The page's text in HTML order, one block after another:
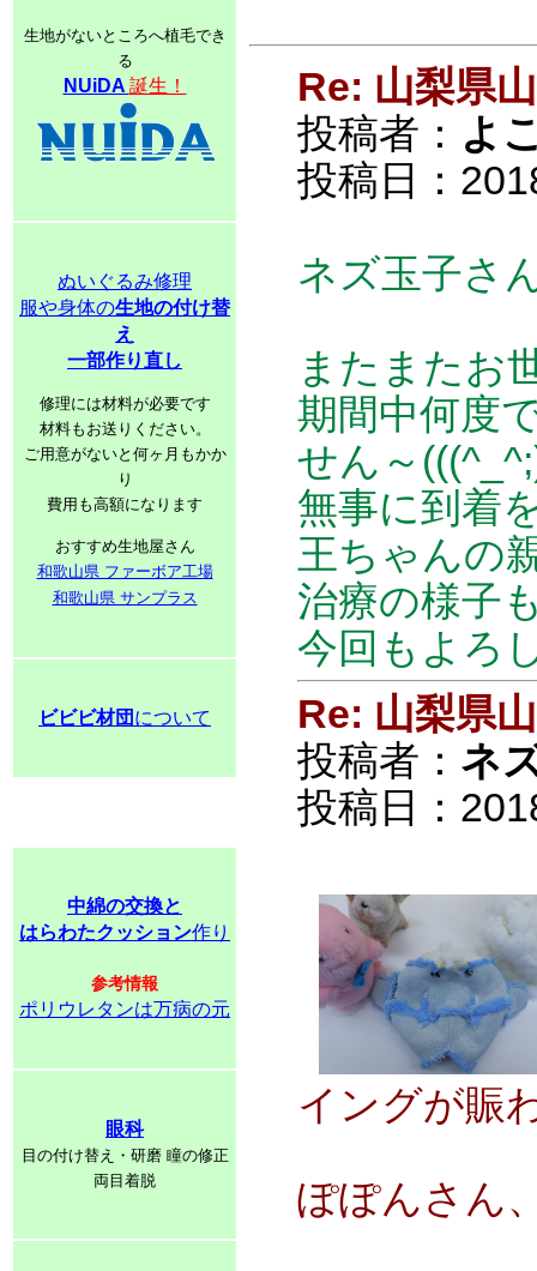
生地がないところへ植毛でき
る
NUiDA 誕生！
ぬいぐるみ修理
服や身体の生地の付け替
え
一部作り直し
修理には材料が必要です
材料もお送りください。
ご用意がないと何ヶ月もかか
り
費用も高額になります
おすすめ生地屋さん
和歌山県 ファーボア工場
和歌山県 サンプラス
ビビビ材団 について
中綿の交換と
はらわたクッション作り
参考情報
ポリウレタンは万病の元
眼科
目の付け替え・研磨 瞳の修正
両目着脱
Re: 山梨県
投稿者： よ
投稿日：
ネズ玉子さ
またまたお
期間中何度
せん～
無事に到着
王ちゃんの
治療の様子
今回もよろ
Re: 山梨県
投稿者： ネ
投稿日：
イングが賑
ぽぽんさん